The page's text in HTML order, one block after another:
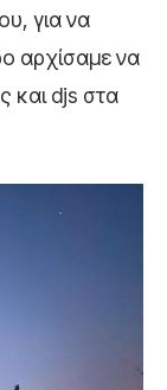
για να
αρχίσαμε να
και djs στα